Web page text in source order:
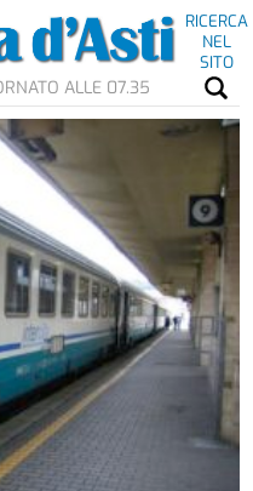
RICERCA
NEL
SITO
ALLE 07.35